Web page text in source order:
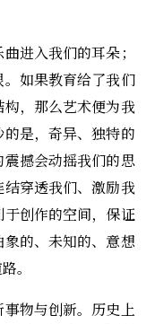
进入我们的耳朵；
如果教育给了我们
，那么艺术便为我
是，奇异、独特的
撼会动摇我们的思
穿透我们、激励我
创作的空间，保证
的、未知的、意想
。
物与创新。历史上